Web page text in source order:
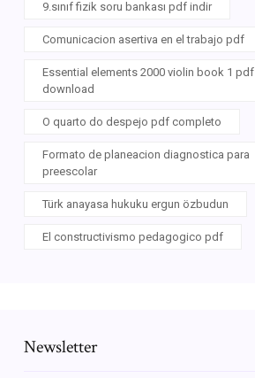
9.sınıf fizik soru bankası pdf indir
Comunicacion asertiva en el trabajo pdf
Essential elements 2000 violin book 1 pdf
download
O quarto do despejo pdf completo
Formato de planeacion diagnostica para
preescolar
Türk anayasa hukuku ergun özbudun
El constructivismo pedagogico pdf
Newsletter